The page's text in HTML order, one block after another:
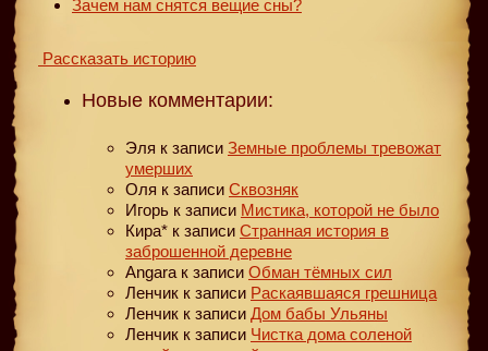
Зачем нам снятся вещие сны?
Рассказать историю
Новые комментарии:
Эля к записи Земные проблемы тревожат
умерших
Оля к записи Сквозняк
Игорь к записи Мистика, которой не было
Кира* к записи Странная история в
заброшенной деревне
Angara к записи Обман тёмных сил
Ленчик к записи Раскаявшаяся грешница
Ленчик к записи Дом бабы Ульяны
Ленчик к записи Чистка дома соленой